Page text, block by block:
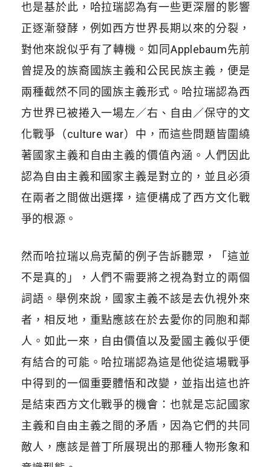
也是基於此，哈拉瑞認為有一些更深層的影響
正逐漸發酵，例如西方世界長期以來的分裂，
對他來說似乎有了轉機。如同Applebaum先前
曾提及的族裔國族主義和公民民族主義，便是
兩種截然不同的國族主義形式。哈拉瑞認為西
方世界已被捲入一場左／右、自由／保守的文
化戰爭（culture war）中，而這些問題皆圍繞
著國家主義和自由主義的價值內涵。人們因此
認為自由主義和國家主義是對立的，並且必須
在兩者之間做出選擇，這便構成了西方文化戰
爭的根源。
然而哈拉瑞以烏克蘭的例子告訴聽眾，「這並
不是真的」，人們不需要將之視為對立的兩個
詞語。舉例來說，國家主義不該是去仇視外來
者，相反地，重點應該在於去愛你的同胞和鄰
人。如此一來，自由價值以及愛國主義似乎便
有結合的可能。哈拉瑞認為這是他從這場戰爭
中得到的一個重要體悟和改變，並指出這也許
是結束西方文化戰爭的機會：也就是忘記國家
主義和自由主義之間的矛盾，因為它們的共同
敵人，應該是普丁所展現出的那種人物形象和